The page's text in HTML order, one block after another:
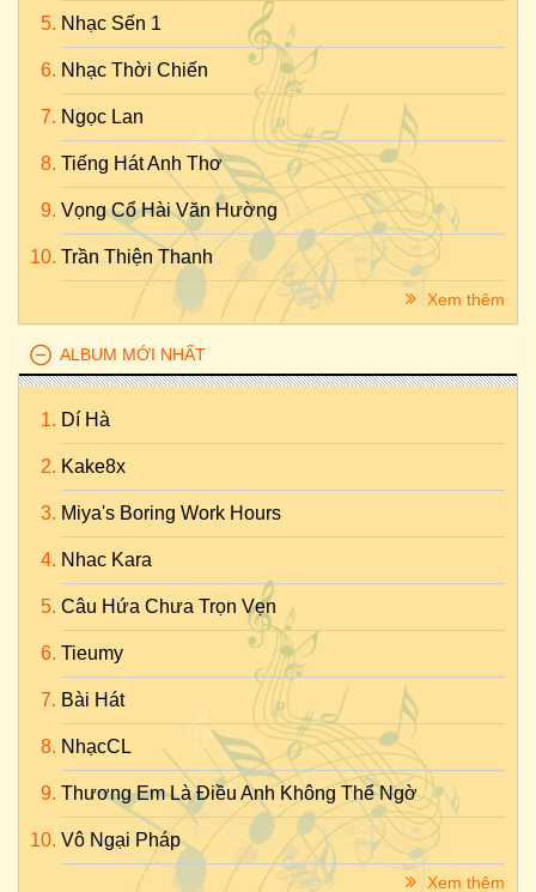
Nhạc Sến 1
Nhạc Thời Chiến
Ngọc Lan
Tiếng Hát Anh Thơ
Vọng Cổ Hài Văn Hường
Trần Thiện Thanh
Xem thêm
ALBUM MỚI NHẤT
Dí Hà
Kake8x
Miya's Boring Work Hours
Nhac Kara
Câu Hứa Chưa Trọn Vẹn
Tieumy
Bài Hát
NhạcCL
Thương Em Là Điều Anh Không Thể Ngờ
Vô Ngại Pháp
Xem thêm